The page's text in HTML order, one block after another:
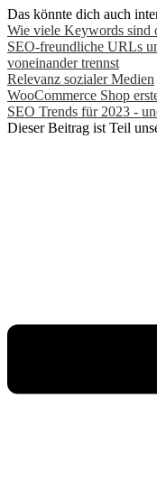
Das könnte dich auch
Wie viele Keywords sind
SEO-freundliche URLs
voneinander trennst
Relevanz sozialer Medien
WooCommerce Shop
SEO Trends für 2023 -
Dieser Beitrag ist Teil